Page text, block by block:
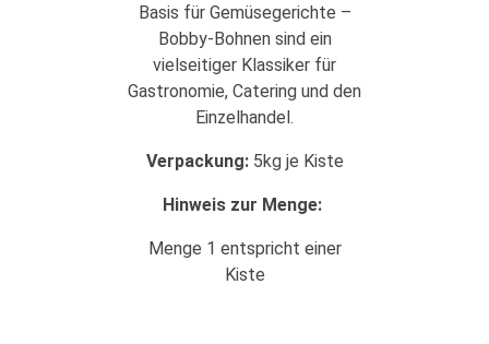
Basis für Gemüsegerichte –
Bobby-Bohnen sind ein
vielseitiger Klassiker für
Gastronomie, Catering und den
Einzelhandel.
Verpackung:5kg je Kiste
Hinweis zur Menge:
Menge 1 entspricht einer
Kiste